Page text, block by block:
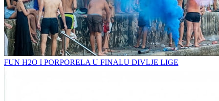
FUN H2O I PORPORELA U FINALU DIVLJE LIGE